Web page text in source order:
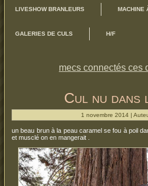
LIVESHOW BRANLEURS MACHINE
GALERIES DE CULS H/F
mecs connectés ces
Cul nu
1 novembre 2014 |
un beau brun à la peau caramel se fou à poil
et musclé on en mangerait .